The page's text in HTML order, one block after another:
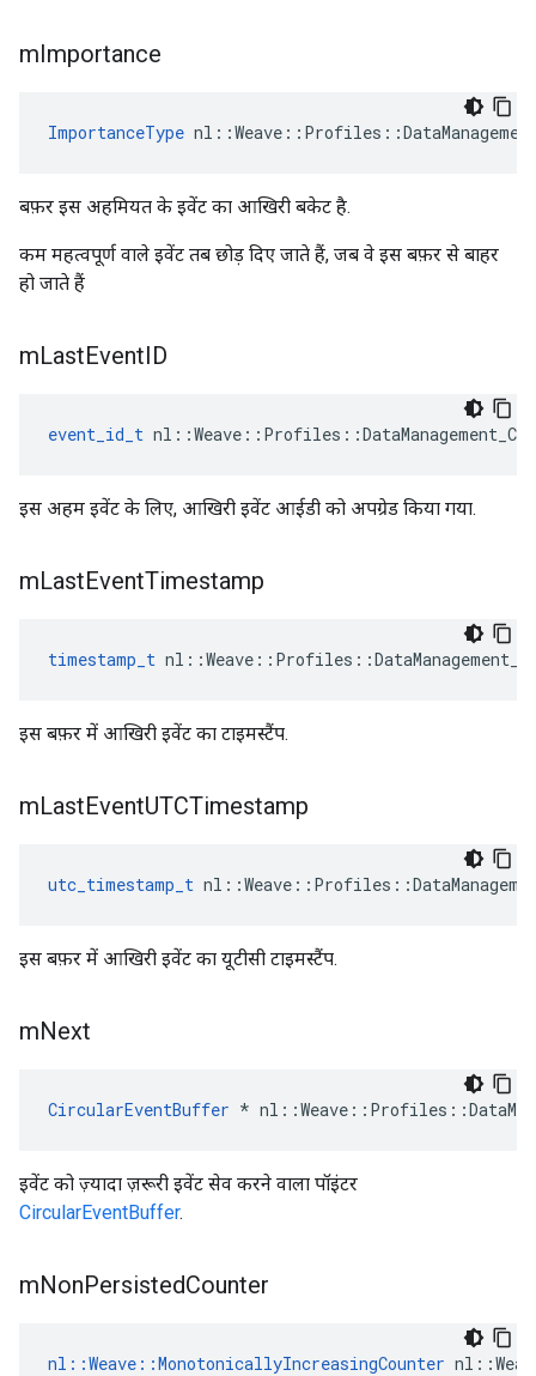
mImportance
ImportanceType
बफ़र इस अहमियत के इवेंट का आखिरी बकेट है.
कम महत्वपूर्ण वाले इवेंट तब छोड़ दिए जाते हैं, जब वे इस बफ़र से बाहर
हो जाते हैं
mLastEventID
event_id_t
इस अहम इवेंट के लिए, आखिरी इवेंट आईडी को अपग्रेड किया गया.
mLastEventTimestamp
timestamp_t
इस बफ़र में आखिरी इवेंट का टाइमस्टैंप.
mLastEventUTCTimestamp
utc_timestamp_t
इस बफ़र में आखिरी इवेंट का यूटीसी टाइमस्टैंप.
mNext
CircularEventBuffer *
इवेंट को ज़्यादा ज़रूरी इवेंट सेव करने वाला पॉइंटर
CircularEventBuffer.
mNonPersistedCounter
nl::Weave::MonotonicallyIncreasingCounter